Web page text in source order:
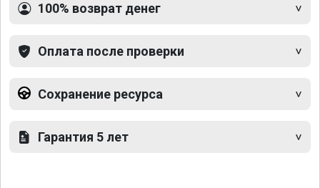
100% возврат денег
Оплата после проверки
Сохранение ресурса
Гарантия 5 лет